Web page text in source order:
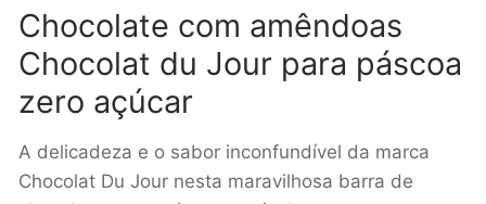
Chocolate com amêndoas
Chocolat du Jour para páscoa
zero açúcar
A delicadeza e o sabor inconfundível da marca
Chocolat Du Jour nesta maravilhosa barra de